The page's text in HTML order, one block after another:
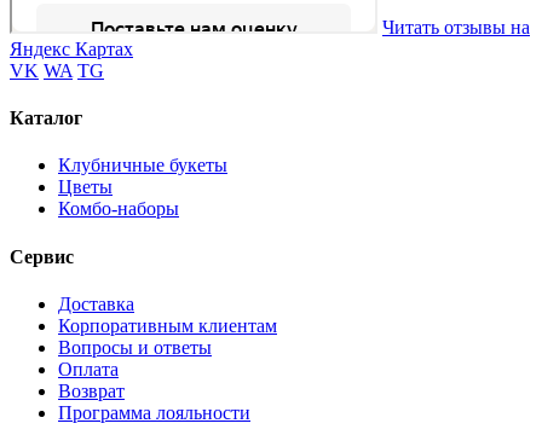
Читать отзывы на
Яндекс Картах
VK WA TG
Каталог
Клубничные букеты
Цветы
Комбо-наборы
Сервис
Доставка
Корпоративным клиентам
Вопросы и ответы
Оплата
Возврат
Программа лояльности